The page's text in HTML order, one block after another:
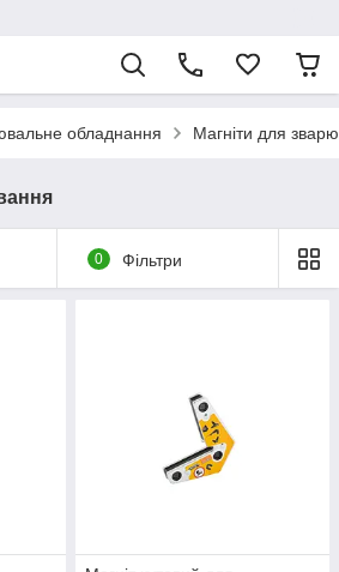
обладнання Магніти для
0 Фільтри